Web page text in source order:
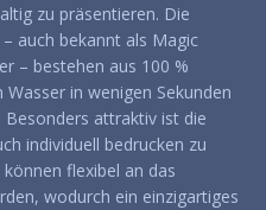
zu präsentieren. Die
auch bekannt als Magic
– bestehen aus 100 %
in wenigen Sekunden
attraktiv ist die
individuell bedrucken zu
flexibel an das
wodurch ein einzigartiges